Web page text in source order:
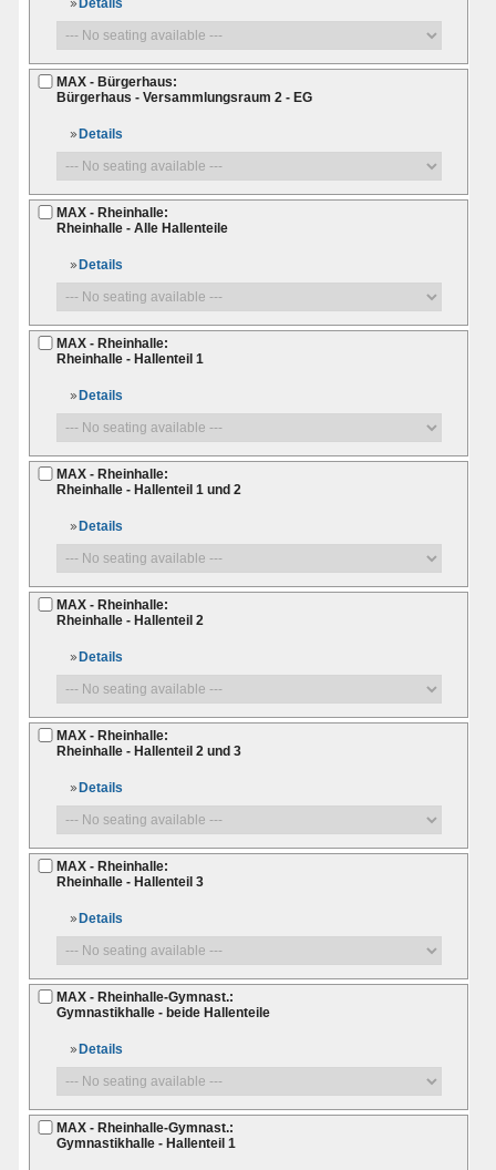
Details
MAX - Bürgerhaus:
Bürgerhaus - Versammlungsraum 2 - EG
Details
MAX - Rheinhalle:
Rheinhalle - Alle Hallenteile
Details
MAX - Rheinhalle:
Rheinhalle - Hallenteil 1
Details
MAX - Rheinhalle:
Rheinhalle - Hallenteil 1 und 2
Details
MAX - Rheinhalle:
Rheinhalle - Hallenteil 2
Details
MAX - Rheinhalle:
Rheinhalle - Hallenteil 2 und 3
Details
MAX - Rheinhalle:
Rheinhalle - Hallenteil 3
Details
MAX - Rheinhalle-Gymnast.:
Gymnastikhalle - beide Hallenteile
Details
MAX - Rheinhalle-Gymnast.:
Gymnastikhalle - Hallenteil 1